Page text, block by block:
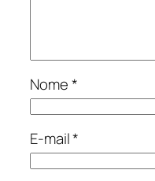
Nome*
E-mail*